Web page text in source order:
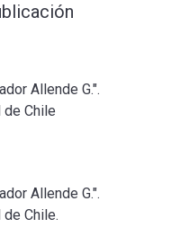
Allende G.".
de Chile
Allende G.".
Chile.